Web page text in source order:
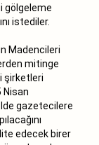
gölgeleme
istediler.
Madencileri
mitinge
şirketleri
Nisan
gazetecilere
edecek birer